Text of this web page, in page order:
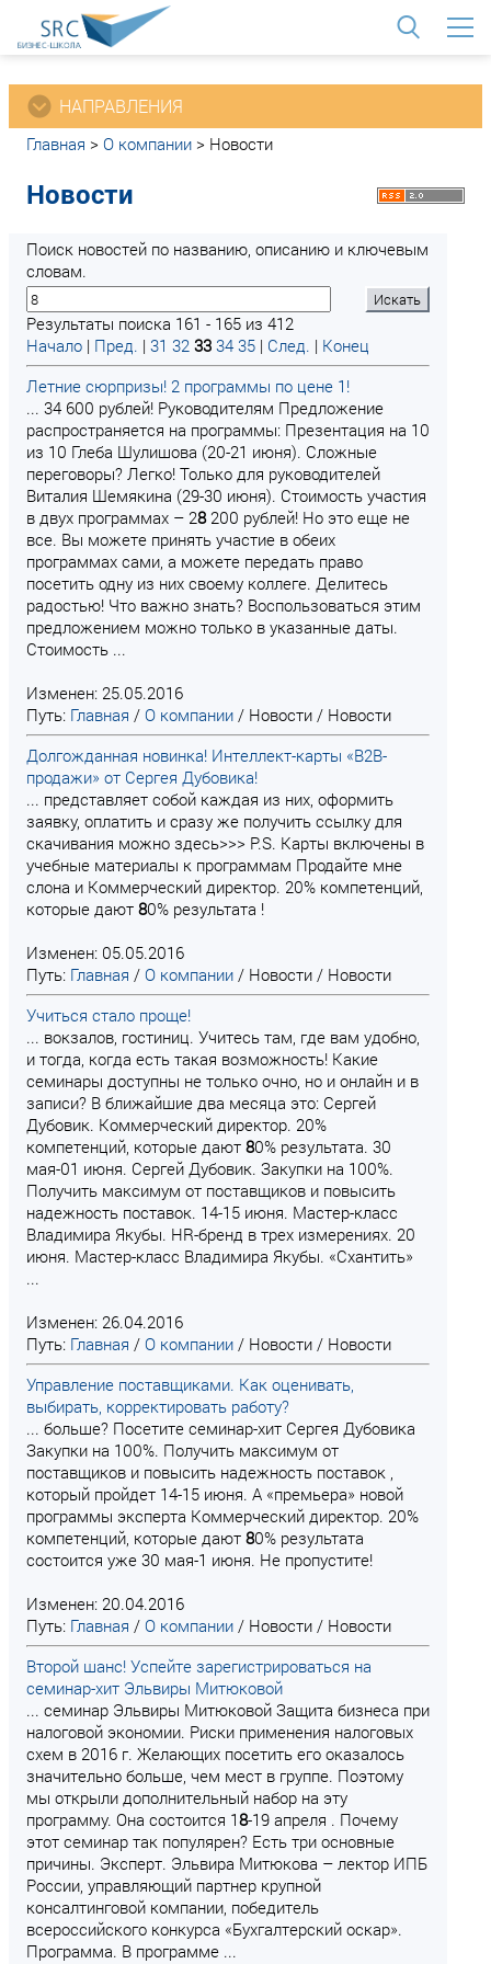
НАПРАВЛЕНИЯ
Главная > О компании > Новости
Новости
Поиск новостей по названию, описанию и ключевым
словам.
Результаты поиска 161 - 165 из 412
Начало | Пред. | 31 32 33 34 35 | След. | Конец
Летние сюрпризы! 2 программы по цене 1!
... 34 600 рублей! Руководителям Предложение
распространяется на программы: Презентация на 10
из 10 Глеба Шулишова (20-21 июня). Сложные
переговоры? Легко! Только для руководителей
Виталия Шемякина (29-30 июня). Стоимость участия
в двух программах – 28200 рублей! Но это еще не
все. Вы можете принять участие в обеих
программах сами, а можете передать право
посетить одну из них своему коллеге. Делитесь
радостью! Что важно знать? Воспользоваться этим
предложением можно только в указанные даты.
Стоимость ...
Изменен: 25.05.2016
Путь: Главная / О компании / Новости / Новости
Долгожданная новинка! Интеллект-карты «B2B-
продажи» от Сергея Дубовика!
... представляет собой каждая из них, оформить
заявку, оплатить и сразу же получить ссылку для
скачивания можно здесь>>> P.S. Карты включены в
учебные материалы к программам Продайте мне
слона и Коммерческий директор. 20% компетенций,
которые дают 80% результата !
Изменен: 05.05.2016
Путь: Главная / О компании / Новости / Новости
Учиться стало проще!
... вокзалов, гостиниц. Учитесь там, где вам удобно,
и тогда, когда есть такая возможность! Какие
семинары доступны не только очно, но и онлайн и в
записи? В ближайшие два месяца это: Сергей
Дубовик. Коммерческий директор. 20%
компетенций, которые дают 80% результата. 30
мая-01 июня. Сергей Дубовик. Закупки на 100%.
Получить максимум от поставщиков и повысить
надежность поставок. 14-15 июня. Мастер-класс
Владимира Якубы. HR-бренд в трех измерениях. 20
июня. Мастер-класс Владимира Якубы. «Схантить»
...
Изменен: 26.04.2016
Путь: Главная / О компании / Новости / Новости
Управление поставщиками. Как оценивать,
выбирать, корректировать работу?
... больше? Посетите семинар-хит Сергея Дубовика
Закупки на 100%. Получить максимум от
поставщиков и повысить надежность поставок ,
который пройдет 14-15 июня. А «премьера» новой
программы эксперта Коммерческий директор. 20%
компетенций, которые дают 80% результата
состоится уже 30 мая-1 июня. Не пропустите!
Изменен: 20.04.2016
Путь: Главная / О компании / Новости / Новости
Второй шанс! Успейте зарегистрироваться на
семинар-хит Эльвиры Митюковой
... семинар Эльвиры Митюковой Защита бизнеса при
налоговой экономии. Риски применения налоговых
схем в 2016 г. Желающих посетить его оказалось
значительно больше, чем мест в группе. Поэтому
мы открыли дополнительный набор на эту
программу. Она состоится 18-19 апреля . Почему
этот семинар так популярен? Есть три основные
причины. Эксперт. Эльвира Митюкова – лектор ИПБ
России, управляющий партнер крупной
консалтинговой компании, победитель
всероссийского конкурса «Бухгалтерский оскар».
Программа. В программе ...